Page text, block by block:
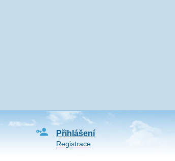
Přihlášení
Registrace